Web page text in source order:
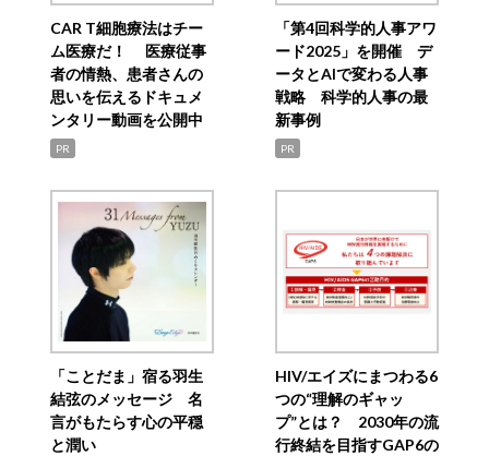
CAR T細胞療法はチー
ム医療だ！ 医療従事
者の情熱、患者さんの
思いを伝えるドキュメ
ンタリー動画を公開中
PR
「第4回科学的人事アワ
ード2025」を開催 デ
ータとAIで変わる人事
戦略 科学的人事の最
新事例
PR
「ことだま」宿る羽生
結弦のメッセージ 名
言がもたらす心の平穏
と潤い
HIV/エイズにまつわる6
つの“理解のギャッ
プ”とは？ 2030年の流
行終結を目指すGAP6の